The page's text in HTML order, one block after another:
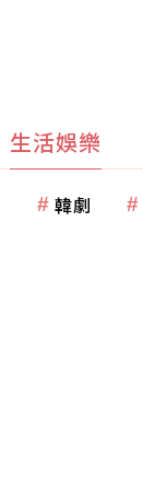
生活娛樂
韓劇